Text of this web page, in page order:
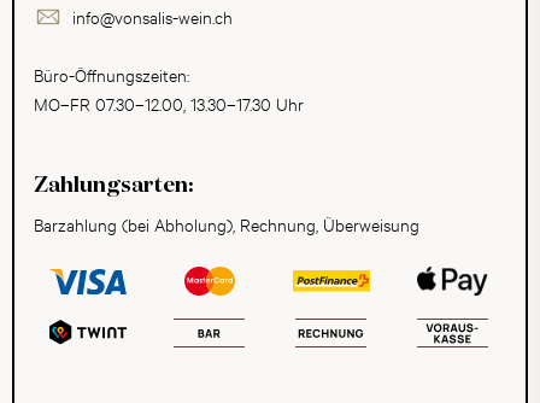
info@vonsalis-wein.ch
Büro-Öffnungszeiten:
MO–FR 07.30–12.00, 13.30–17.30 Uhr
Zahlungsarten:
Barzahlung (bei Abholung), Rechnung, Überweisung